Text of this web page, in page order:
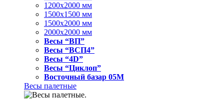
1200x2000 мм
1500x1500 мм
1500x2000 мм
2000x2000 мм
Весы “ВП”
Весы “ВСП4”
Весы “4D”
Весы “Циклоп”
Восточный базар 05M
Весы палетные